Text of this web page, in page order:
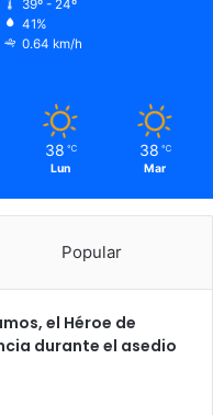
39º - 24º
41%
0.64 km/h
38 ℃
Lun
38 ℃
Mar
Popular
el Héroe de
durante el asedio